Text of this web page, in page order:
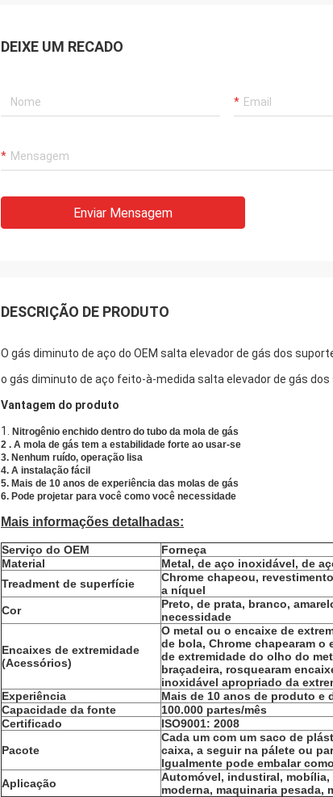
DEIXE UM RECADO
Enviar Mensagem
DESCRIÇÃO DE PRODUTO
O gás diminuto de aço do OEM salta elevador de gás dos
o gás diminuto de aço feito-à-medida salta elevador de gás
Vantagem do produto
1.
Nitrogênio enchido dentro do tubo da mola de gás
2 . A mola de gás tem a estabilidade forte ao usar-se
3. Nenhum ruído, operação lisa
4. A instalação fácil
5. Mais de 10 anos de experiência das molas de gás
6. Pode projetar para você como você necessidade
Mais informações detalhadas:
Serviço do OEM
Forneça
Material
Metal, de aço inoxidável, de
Treadment de superfície
Chrome chapeou,
a níquel
Cor
Preto, de prata, branco,
necessidade
Encaixes de extremidade
(Acessórios)
O metal ou o encaixe de
de bola, Chrome chapearam o
de extremidade do olho do
braçadeira, rosquearam
inoxidável apropriado da
Experiência
Mais de 10 anos de produto e
Capacidade da fonte
100.000 partes/mês
Certificado
ISO9001: 2008
Pacote
Cada um com um saco de
caixa, a seguir na pálete ou
Igualmente pode embalar
Aplicação
Automóvel, industiral,
moderna, maquinaria pesada,